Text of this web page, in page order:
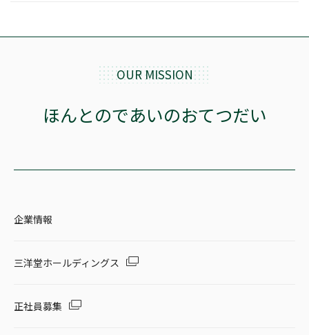
OUR MISSION
ほんとのであいのおてつだい
企業情報
三洋堂ホールディングス
正社員募集